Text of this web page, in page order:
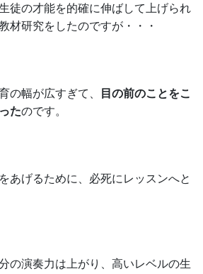
徒の才能を的確に伸ばして上げられ
材研究をしたのですが・・・
の幅が広すぎて、
目の前のことをこ
たのです。
あげるために、必死にレッスンへと
の演奏力は上がり、高いレベルの生